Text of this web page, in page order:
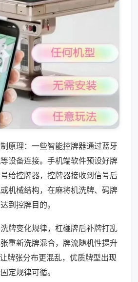
原理：一些智能控牌器通过蓝牙
设备连接。手机端软件预设好牌
给控牌器，控牌器接收到信号后
机械结构，在麻将机洗牌、码牌
到控牌目的。
牌变化规律，杠碰牌后补牌打乱
重新洗牌混合，牌流随机性提升
牌张分布更混乱，优质牌型出现
定规律可循。